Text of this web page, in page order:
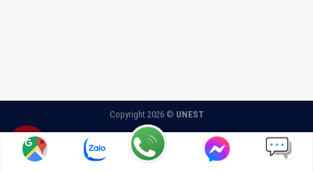
0966691155
Copyright 2026 © UNEST